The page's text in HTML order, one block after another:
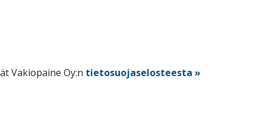
Vakiopaine Oy:n tietosuojaselosteesta »